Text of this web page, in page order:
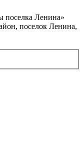
Ленина»
поселок Ленина,